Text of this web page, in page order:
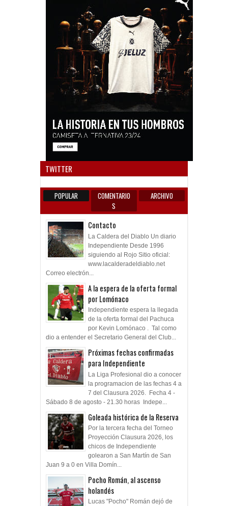
TWITTER
POPULAR
COMENTARIO
S
ARCHIVO
Contacto
La Caldera del Diablo Un diario
Independiente Desde 1996
siguiendo al Rojo Sitio oficial:
www.lacalderadeldiablo.net
Correo electrón...
A la espera de la oferta formal
por Lomónaco
Independiente espera la llegada
de la oferta formal del Pachuca
por Kevin Lomónaco . Tal como
dio a entender el Secretario General del Club...
Próximas fechas confirmadas
para Independiente
La Liga Profesional dio a conocer
la programacion de las fechas 4 a
7 del Clausura 2026. Fecha 4 -
Sábado 8 de agosto - 21.30 horas Indepe...
Goleada histórica de la Reserva
Por la tercera fecha del Torneo
Proyección Clausura 2026, los
chicos de Independiente
golearon a San Martín de San
Juan 9 a 0 en Villa Domín...
Pocho Román, al ascenso
holandés
Lucas "Pocho" Román dejó de